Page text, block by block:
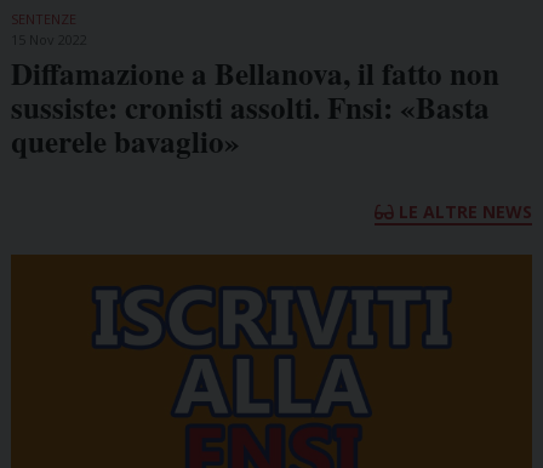
SENTENZE
Diffamazione a Bellanova, il fatto non
sussiste: cronisti assolti. Fnsi: «Basta
querele bavaglio»
LE ALTRE NEWS